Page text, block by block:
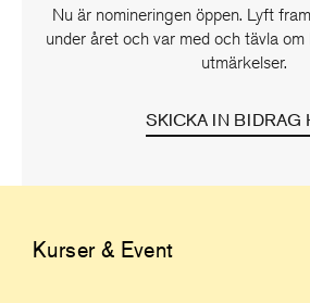
Nu är nomineringen öppen. Lyft
under året och var med och tävla
utmärkelser.
SKICKA IN BIDRAG
Kurser & Event